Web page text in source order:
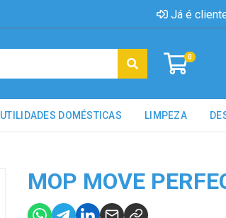
Já é
0
UTILIDADES DOMÉSTICAS LIMPEZA
MOP MOVE